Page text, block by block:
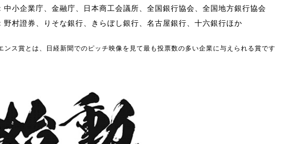
小企業庁、金融庁、日本商工会議所、全国銀行協会、全国地方銀行協会
村證券、りそな銀行、きらぼし銀行、名古屋銀行、十六銀行ほか
ンス賞とは、日経新聞でのピッチ映像を見て最も投票数の多い企業に与えられる賞です